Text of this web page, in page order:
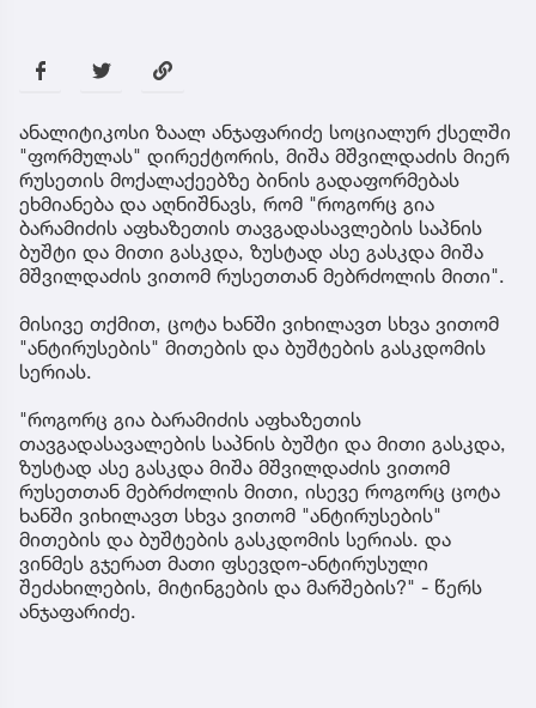
ანალიტიკოსი ზაალ ანჯაფარიძე სოციალურ ქსელში
"ფორმულას" დირექტორის, მიშა მშვილდაძის მიერ
რუსეთის მოქალაქეებზე ბინის გადაფორმებას
ეხმიანება და აღნიშნავს, რომ "როგორც გია
ბარამიძის აფხაზეთის თავგადასავლების საპნის
ბუშტი და მითი გასკდა, ზუსტად ასე გასკდა მიშა
მშვილდაძის ვითომ რუსეთთან მებრძოლის მითი".
მისივე თქმით, ცოტა ხანში ვიხილავთ სხვა ვითომ
"ანტირუსების" მითების და ბუშტების გასკდომის
სერიას.
"როგორც გია ბარამიძის აფხაზეთის
თავგადასავალების საპნის ბუშტი და მითი გასკდა,
ზუსტად ასე გასკდა მიშა მშვილდაძის ვითომ
რუსეთთან მებრძოლის მითი, ისევე როგორც ცოტა
ხანში ვიხილავთ სხვა ვითომ "ანტირუსების"
მითების და ბუშტების გასკდომის სერიას. და
ვინმეს გჯერათ მათი ფსევდო-ანტირუსული
შეძახილების, მიტინგების და მარშების?" - წერს
ანჯაფარიძე.